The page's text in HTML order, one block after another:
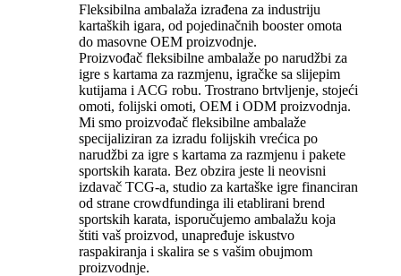
Fleksibilna ambalaža izrađena za industriju
kartaških igara, od pojedinačnih booster omota
do masovne OEM proizvodnje.
Proizvođač fleksibilne ambalaže po narudžbi za
igre s kartama za razmjenu, igračke sa slijepim
kutijama i ACG robu. Trostrano brtvljenje, stojeći
omoti, folijski omoti, OEM i ODM proizvodnja.
Mi smo proizvođač fleksibilne ambalaže
specijaliziran za izradu folijskih vrećica po
narudžbi za igre s kartama za razmjenu i pakete
sportskih karata. Bez obzira jeste li neovisni
izdavač TCG-a, studio za kartaške igre financiran
od strane crowdfundinga ili etablirani brend
sportskih karata, isporučujemo ambalažu koja
štiti vaš proizvod, unapređuje iskustvo
raspakiranja i skalira se s vašim obujmom
proizvodnje.